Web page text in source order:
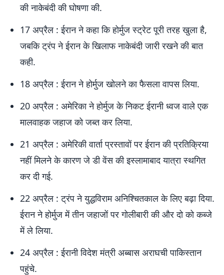
की नाकेबंदी की घोषणा की.
17 अप्रैल : ईरान ने कहा कि होर्मुज स्ट्रेट पूरी तरह खुला है,
जबकि ट्रंप ने ईरान के खिलाफ नाकेबंदी जारी रखने की बात
कही.
18 अप्रैल : ईरान ने होर्मुज खोलने का फैसला वापस लिया.
20 अप्रैल : अमेरिका ने होर्मुज के निकट ईरानी ध्वज वाले एक
मालवाहक जहाज को जब्त कर लिया.
21 अप्रैल : अमेरिकी वार्ता प्रस्तावों पर ईरान की प्रतिक्रिया
नहीं मिलने के कारण जे डी वेंस की इस्लामाबाद यात्रा स्थगित
कर दी गई.
22 अप्रैल : ट्रंप ने युद्धविराम अनिश्चितकाल के लिए बढ़ा दिया.
ईरान ने होर्मुज में तीन जहाजों पर गोलीबारी की और दो को कब्जे
में ले लिया.
24 अप्रैल : ईरानी विदेश मंत्री अब्बास अराघची पाकिस्तान
पहुंचे.